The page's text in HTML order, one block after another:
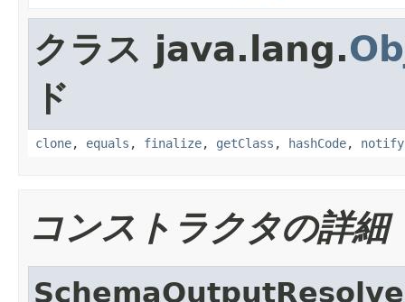
クラス java.lang.
ド
clone, equals , finalize, getClass , hashCode, notify
コンストラクタの詳細